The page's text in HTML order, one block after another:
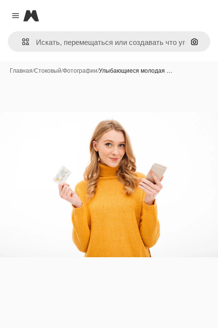
Close menu
Magnific
Поиск
Главная/Стоковый/Фотографии/Улыбающиеся молодая …